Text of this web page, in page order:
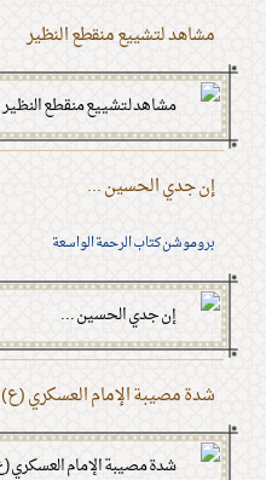
مشاهد لتشييع منقطع النظير
إن جدي الحسين ...
بروموشن كتاب الرحمة الواسعة
شدة مصيبة الإمام العسكري (ع)